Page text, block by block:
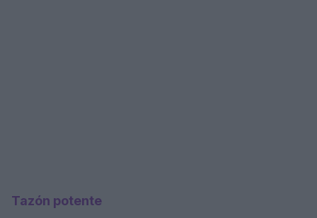
Tazón potente